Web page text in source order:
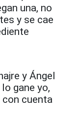
una, no
y se cae
y Ángel
gane yo,
cuenta